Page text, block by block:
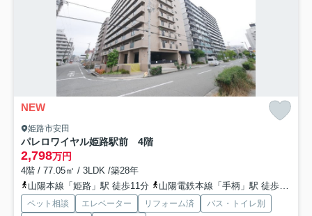
NEW
姫路市安田
パレロワイヤル姫路駅前 4階
2,798万円
4階 / 77.05㎡ / 3LDK /築28年
山陽本線「姫路」駅 徒歩11分
山陽電鉄本線「手柄」駅 徒歩10分
ペット相談 エレベーター リフォーム済
バス・トイレ別